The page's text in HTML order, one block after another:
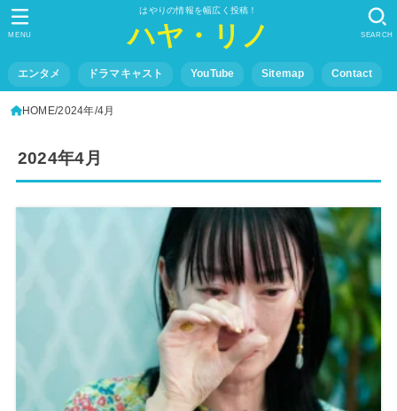
はやりの情報を幅広く投稿！
ハヤ・リノ
エンタメ ドラマキャスト YouTube Sitemap Contact
SEARCH
MENU
HOME 2024年 4月
2024年4月